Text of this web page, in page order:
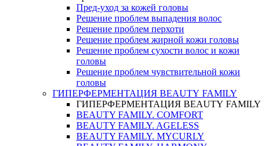
Пред-уход за кожей головы
Решение проблем выпадения волос
Решение проблем перхоти
Решение проблем жирной кожи головы
Решение проблем сухости волос и кожи
головы
Решение проблем чувствительной кожи
головы
ГИПЕРФЕРМЕНТАЦИЯ BEAUTY FAMILY
ГИПЕРФЕРМЕНТАЦИЯ BEAUTY FAMILY
BEAUTY FAMILY. COMFORT
BEAUTY FAMILY. AGELESS
BEAUTY FAMILY. MYCURLY